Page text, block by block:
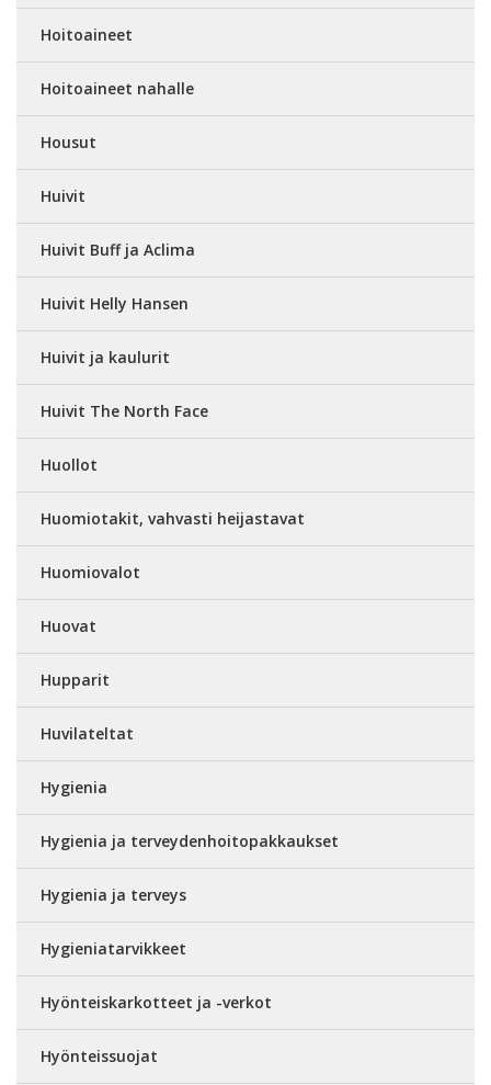
Hoitoaineet
Hoitoaineet nahalle
Housut
Huivit
Huivit Buff ja Aclima
Huivit Helly Hansen
Huivit ja kaulurit
Huivit The North Face
Huollot
Huomiotakit, vahvasti heijastavat
Huomiovalot
Huovat
Hupparit
Huvilateltat
Hygienia
Hygienia ja terveydenhoitopakkaukset
Hygienia ja terveys
Hygieniatarvikkeet
Hyönteiskarkotteet ja -verkot
Hyönteissuojat